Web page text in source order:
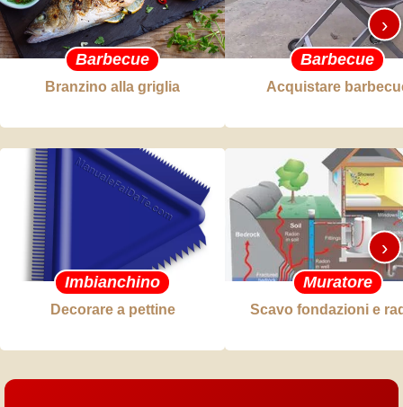
Barbecue
Branzino alla griglia
Barbecue
Acquistare
›
Imbianchino
Decorare a pettine
Muratore
Scavo fondazioni e
›